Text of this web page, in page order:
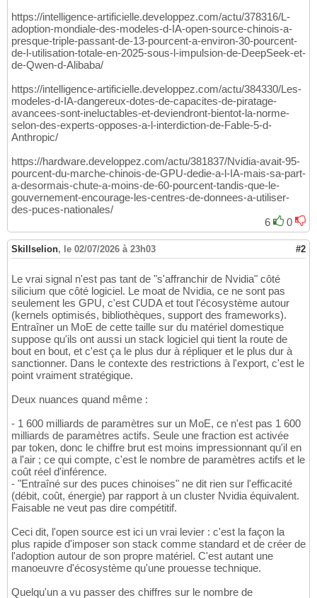
https://intelligence-artificielle.developpez.com/actu/378316/L-
adoption-mondiale-des-modeles-d-IA-open-source-chinois-a-
presque-triple-passant-de-13-pourcent-a-environ-30-pourcent-
de-l-utilisation-totale-en-2025-sous-l-impulsion-de-DeepSeek-et-
de-Qwen-d-Alibaba/
https://intelligence-artificielle.developpez.com/actu/384330/Les-
modeles-d-IA-dangereux-dotes-de-capacites-de-piratage-
avancees-sont-ineluctables-et-deviendront-bientot-la-norme-
selon-des-experts-opposes-a-l-interdiction-de-Fable-5-d-
Anthropic/
https://hardware.developpez.com/actu/381837/Nvidia-avait-95-
pourcent-du-marche-chinois-de-GPU-dedie-a-l-IA-mais-sa-part-
a-desormais-chute-a-moins-de-60-pourcent-tandis-que-le-
gouvernement-encourage-les-centres-de-donnees-a-utiliser-
des-puces-nationales/
6
0
Skillselion, le 02/07/2026 à 23h03 #2
Le vrai signal n'est pas tant de "s'affranchir de Nvidia" côté
silicium que côté logiciel. Le moat de Nvidia, ce ne sont pas
seulement les GPU, c'est CUDA et tout l'écosystème autour
(kernels optimisés, bibliothèques, support des frameworks).
Entraîner un MoE de cette taille sur du matériel domestique
suppose qu'ils ont aussi un stack logiciel qui tient la route de
bout en bout, et c'est ça le plus dur à répliquer et le plus dur à
sanctionner. Dans le contexte des restrictions à l'export, c'est le
point vraiment stratégique.
Deux nuances quand même :
- 1 600 milliards de paramètres sur un MoE, ce n'est pas 1 600
milliards de paramètres actifs. Seule une fraction est activée
par token, donc le chiffre brut est moins impressionnant qu'il en
a l'air ; ce qui compte, c'est le nombre de paramètres actifs et le
coût réel d'inférence.
- "Entraîné sur des puces chinoises" ne dit rien sur l'efficacité
(débit, coût, énergie) par rapport à un cluster Nvidia équivalent.
Faisable ne veut pas dire compétitif.
Ceci dit, l'open source est ici un vrai levier : c'est la façon la
plus rapide d'imposer son stack comme standard et de créer de
l'adoption autour de son propre matériel. C'est autant une
manoeuvre d'écosystème qu'une prouesse technique.
Quelqu'un a vu passer des chiffres sur le nombre de